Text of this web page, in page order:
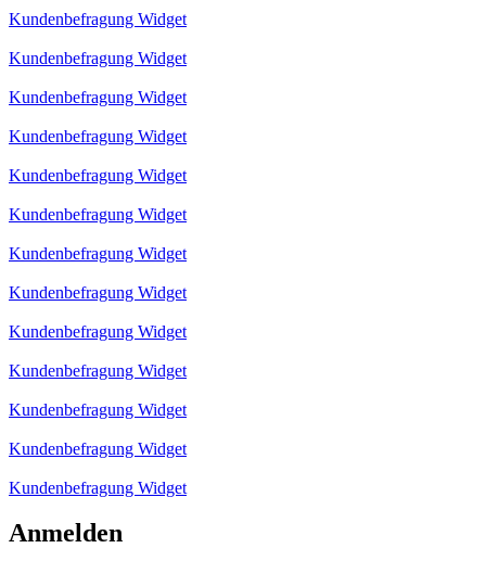
Kundenbefragung Widget
Kundenbefragung Widget
Kundenbefragung Widget
Kundenbefragung Widget
Kundenbefragung Widget
Kundenbefragung Widget
Kundenbefragung Widget
Kundenbefragung Widget
Kundenbefragung Widget
Kundenbefragung Widget
Kundenbefragung Widget
Kundenbefragung Widget
Kundenbefragung Widget
Anmelden